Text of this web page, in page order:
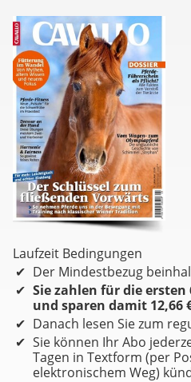
Laufzeit Bedingungen
Der Mindestbezug
Sie zahlen für die ersten
und sparen damit 12,66
Danach lesen Sie zum
Sie können Ihr Abo
Tagen in Textform (per
elektronischem Weg)